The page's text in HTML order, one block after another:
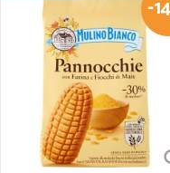
della loro merce,
-